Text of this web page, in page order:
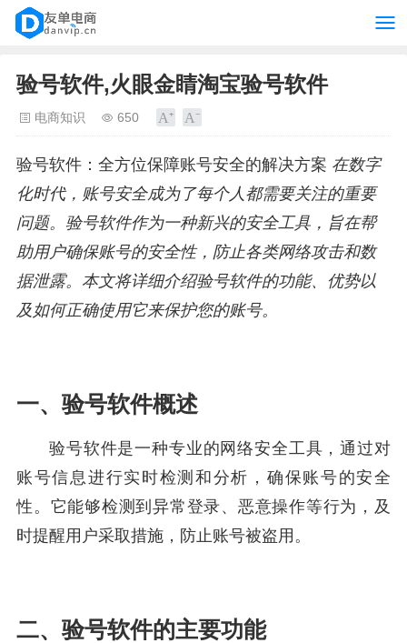
验号软件,火眼金睛淘宝验号软件
电商知识 650
验号软件：全方位保障账号安全的解决方案 在数字
化时代，账号安全成为了每个人都需要关注的重要
问题。验号软件作为一种新兴的安全工具，旨在帮
助用户确保账号的安全性，防止各类网络攻击和数
据泄露。本文将详细介绍验号软件的功能、优势以
及如何正确使用它来保护您的账号。
一、验号软件概述
验号软件是一种专业的网络安全工具，通过对
账号信息进行实时检测和分析，确保账号的安全
性。它能够检测到异常登录、恶意操作等行为，及
时提醒用户采取措施，防止账号被盗用。
二、验号软件的主要功能